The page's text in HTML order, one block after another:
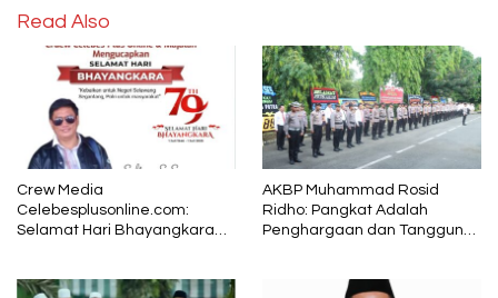
Read Also
Crew Media
Celebesplusonline.com:
Selamat Hari Bhayangkara
dalam Sunyi dan Terang
AKBP Muhammad Rosid
Ridho: Pangkat Adalah
Penghargaan dan Tanggung